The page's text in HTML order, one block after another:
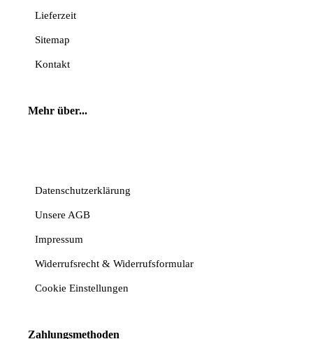
Lieferzeit
Sitemap
Kontakt
Mehr über...
Datenschutzerklärung
Unsere AGB
Impressum
Widerrufsrecht & Widerrufsformular
Cookie Einstellungen
Zahlungsmethoden